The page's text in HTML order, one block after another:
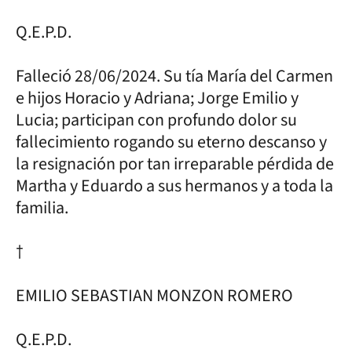
Q.E.P.D.
Falleció 28/06/2024. Su tía María del Carmen
e hijos Horacio y Adriana; Jorge Emilio y
Lucia; participan con profundo dolor su
fallecimiento rogando su eterno descanso y
la resignación por tan irreparable pérdida de
Martha y Eduardo a sus hermanos y a toda la
familia.
†
EMILIO SEBASTIAN MONZON ROMERO
Q.E.P.D.